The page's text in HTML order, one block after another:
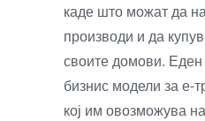
каде што можат да
производи и да
своите домови. Еден
бизнис модели за е-
кој им овозможува